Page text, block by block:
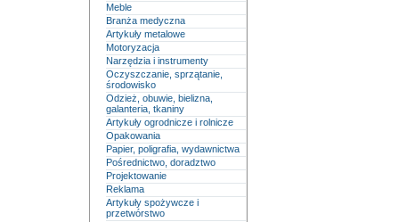
Meble
Branża medyczna
Artykuły metalowe
Motoryzacja
Narzędzia i instrumenty
Oczyszczanie, sprzątanie,
środowisko
Odzież, obuwie, bielizna,
galanteria, tkaniny
Artykuły ogrodnicze i rolnicze
Opakowania
Papier, poligrafia, wydawnictwa
Pośrednictwo, doradztwo
Projektowanie
Reklama
Artykuły spożywcze i
przetwórstwo